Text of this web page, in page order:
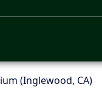
(Inglewood, CA)